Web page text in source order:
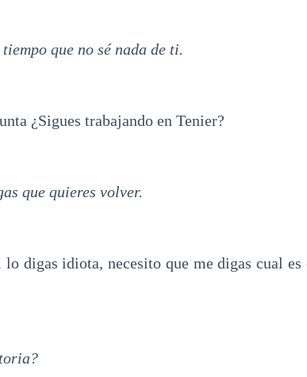
que no sé nada de ti.
¿Sigues trabajando en Tenier?
que quieres volver.
digas idiota, necesito que me digas cual es